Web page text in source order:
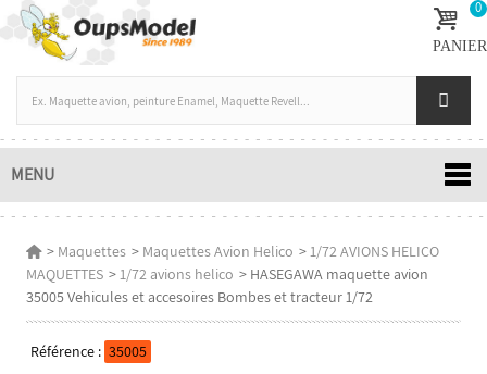
0
PANIER
MENU
> Maquettes > Maquettes Avion Helico >1/72 AVIONS HELICO
MAQUETTES >1/72 avions helico > HASEGAWA maquette avion
35005 Vehicules et accesoires Bombes et tracteur 1/72
Référence : 35005